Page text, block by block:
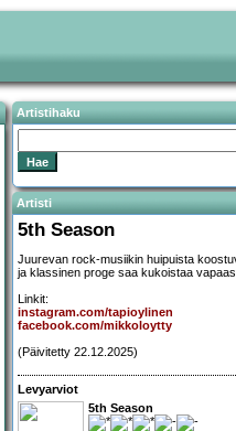
Artistihaku
Artisti
5th Season
Juurevan rock-musiikin huipuista
ja klassinen proge saa kukoistaa
Linkit:
instagram.com/tapioylinen
facebook.com/mikkoloytty
(Päivitetty 22.12.2025)
Levyarviot
5th Season